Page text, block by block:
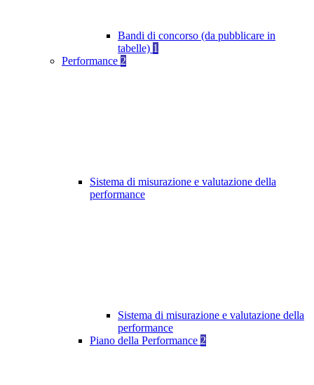
Bandi di concorso (da pubblicare in
tabelle) 1
Performance 2
Sistema di misurazione e valutazione della
performance
Sistema di misurazione e valutazione della
performance
Piano della Performance 2